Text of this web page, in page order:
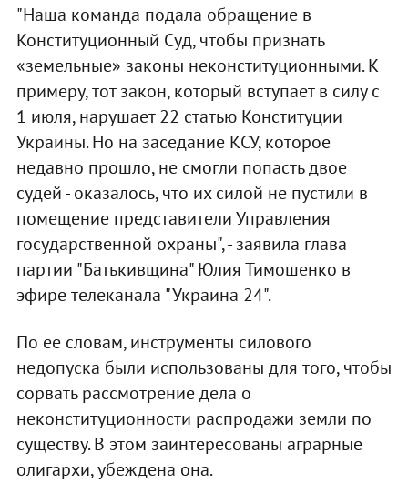
"Наша команда подала обращение в
Конституционный Суд, чтобы признать
«земельные» законы неконституционными. К
примеру, тот закон, который вступает в силу с
1 июля, нарушает 22 статью Конституции
Украины. Но на заседание КСУ, которое
недавно прошло, не смогли попасть двое
судей - оказалось, что их силой не пустили в
помещение представители Управления
государственной охраны", - заявила глава
партии "Батькивщина" Юлия Тимошенко в
эфире телеканала "Украина 24".
По ее словам, инструменты силового
недопуска были использованы для того, чтобы
сорвать рассмотрение дела о
неконституционности распродажи земли по
существу. В этом заинтересованы аграрные
олигархи, убеждена она.